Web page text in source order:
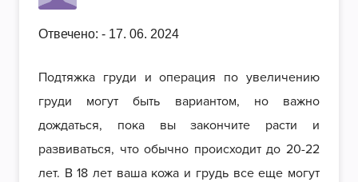
Отвечено: - 17. 06. 2024
Подтяжка груди и операция по увеличению
груди могут быть вариантом, но важно
дождаться, пока вы закончите расти и
развиваться, что обычно происходит до 20-22
лет. В 18 лет ваша кожа и грудь все еще могут